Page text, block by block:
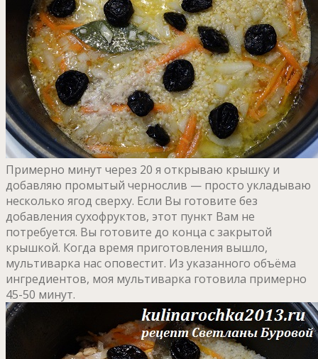
Примерно минут через 20 я открываю крышку и
добавляю промытый чернослив — просто укладываю
несколько ягод сверху. Если Вы готовите без
добавления сухофруктов, этот пункт Вам не
потребуется. Вы готовите до конца с закрытой
крышкой. Когда время приготовления вышло,
мультиварка нас оповестит. Из указанного объёма
ингредиентов, моя мультиварка готовила примерно
45-50 минут.